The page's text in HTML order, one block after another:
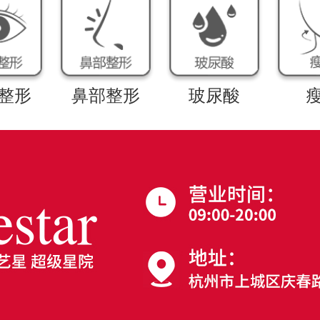
形 鼻部整形 玻尿酸